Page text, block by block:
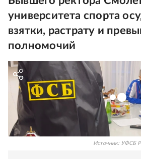
университета спорта
взятки, растрату и
полномочий
Источник: УФСБ